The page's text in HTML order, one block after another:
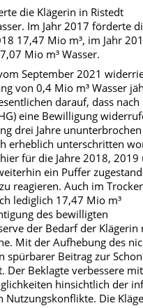
die Klägerin in Ristedt
Im Jahr 2017 förderte
17,47 Mio m³, im Jahr
Mio m³ Wasser.
September 2021
von 0,4 Mio m³ Wasser
darauf, dass nach
eine Bewilligung
drei Jahre
erheblich unterschritten
für die Jahre 2018, 2019
ein Puffer
reagieren. Auch im
lediglich 17,47 Mio m³
des bewilligten
der Bedarf der Klägerin
Mit der Aufhebung des
spürbarer Beitrag zur
Der Beklagte verbessere
hinsichtlich der
Nutzungskonflikte. Die